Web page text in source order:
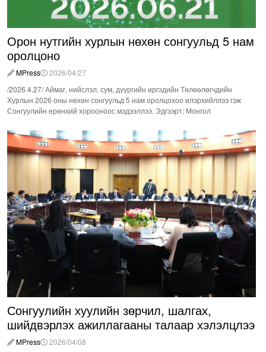
Орон нутгийн хурлын нөхөн сонгуульд 5 нам
оролцоно
MPress
2026/04/27
/2026.4.27/ Аймаг, нийслэл, сум, дүүргийн иргэдийн Төлөөлөгчдийн
Хурлын 2026 оны нөхөн сонгуульд 5 нам оролцохоо илэрхийллээ гэж
Сонгуулийн ерөнхий хорооноос мэдээллээ. Эдгээрт: Монгол
Сонгуулийн хуулийн зөрчил, шалгах,
шийдвэрлэх ажиллагааны талаар хэлэлцлээ
MPress
2026/04/08